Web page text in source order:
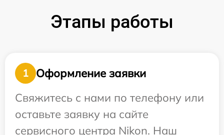
Этапы работы
1
Оформление заявки
Свяжитесь с нами по телефону или
оставьте заявку на сайте
сервисного центра Nikon. Наш